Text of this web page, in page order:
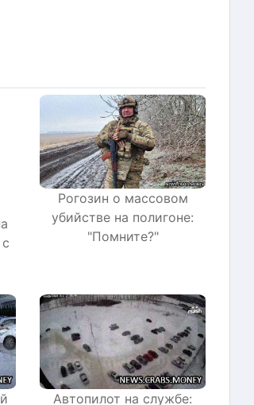
Рогозин о массовом
убийстве на полигоне:
"Помните?"
Автопилот на службе: